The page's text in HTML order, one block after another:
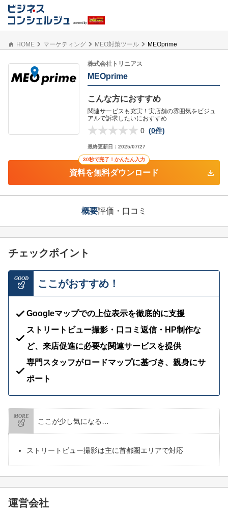
HOME マーケティング MEO対策ツール MEOprime
株式会社トリニアス
MEOprime
こんな方におすすめ
関連サービスも充実！実店舗の雰囲気をビジュ
アルで訴求したいにおすすめ
0 (0件)
最終更新日： 2025/07/27
30秒で完了！かんたん入力
資料を無料ダウンロード
概要評価・口コミ
チェックポイント
GOOD ここがおすすめ！
Googleマップでの上位表示を徹底的に支援
ストリートビュー撮影・口コミ返信・HP制作な
ど、来店促進に必要な関連サービスを提供
専門スタッフがロードマップに基づき、親身にサ
ポート
MORE
ここが少し気になる…
ストリートビュー撮影は主に首都圏エリアで対応
運営会社